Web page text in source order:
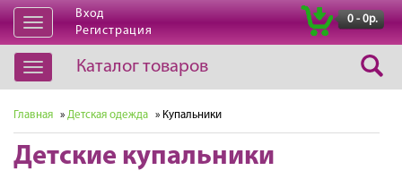
Открыть
навигацию
Вход
Регистрация
0 - 0р.
Открыть
навигацию
Каталог товаров
Главная » Детская одежда » Купальники
Детские купальники